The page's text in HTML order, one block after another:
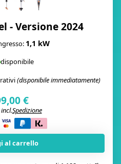
- Versione 2024
1,1 kW
disponibile
(disponibile immediatamente)
€
Spedizione
al carrello